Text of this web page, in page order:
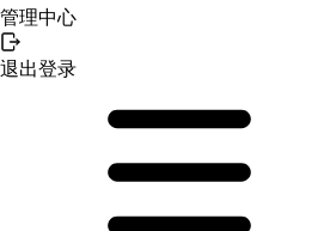
管理中心
退出登录